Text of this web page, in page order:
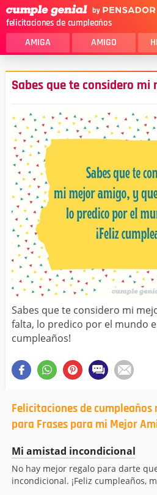
felicitaciones de cumpleaños
AMIGA AMIGO
MAMA
SOBRINA
HERMANO
PAPA
TIA
ALGUIEN ESPECIAL
TODAS LAS
Sabes que te considero mi
Sabes que te considero mi
falta, lo predico por el mundo
cumpleaños!
Felicitaciones de
para Frases para mi Mejor
Mi amistad incondicional
No hay mejor regalo para darte
incondicional. ¡Feliz cumpleaños,